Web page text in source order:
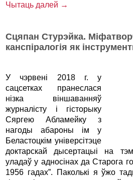
Чытаць далей →
Сцяпан Стурэйка.
канспіралогія як
У чэрвені 2018 г. у
сацсетках пранеслася
нізка віншаванняў
журналісту і гісторыку
Сяргею Абламейку з
нагоды абароны ім у
Беластоцкім універсітэце
доктарскай дысертацыі на
уладаў у адносінах да Старога
1956 гадах”. Паколькі я ўжо